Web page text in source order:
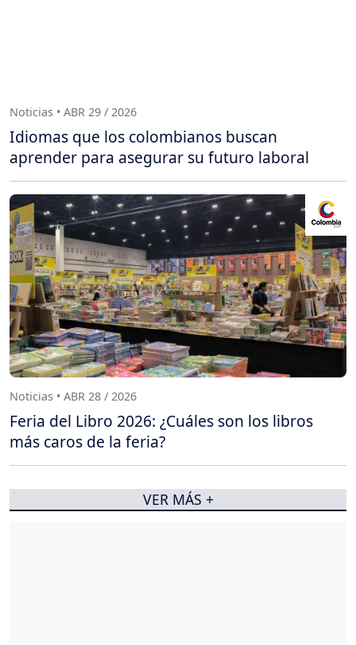
Noticias • ABR 29 / 2026
Idiomas que los colombianos buscan
aprender para asegurar su futuro laboral
Noticias • ABR 28 / 2026
Feria del Libro 2026: ¿Cuáles son los libros
más caros de la feria?
VER MÁS +